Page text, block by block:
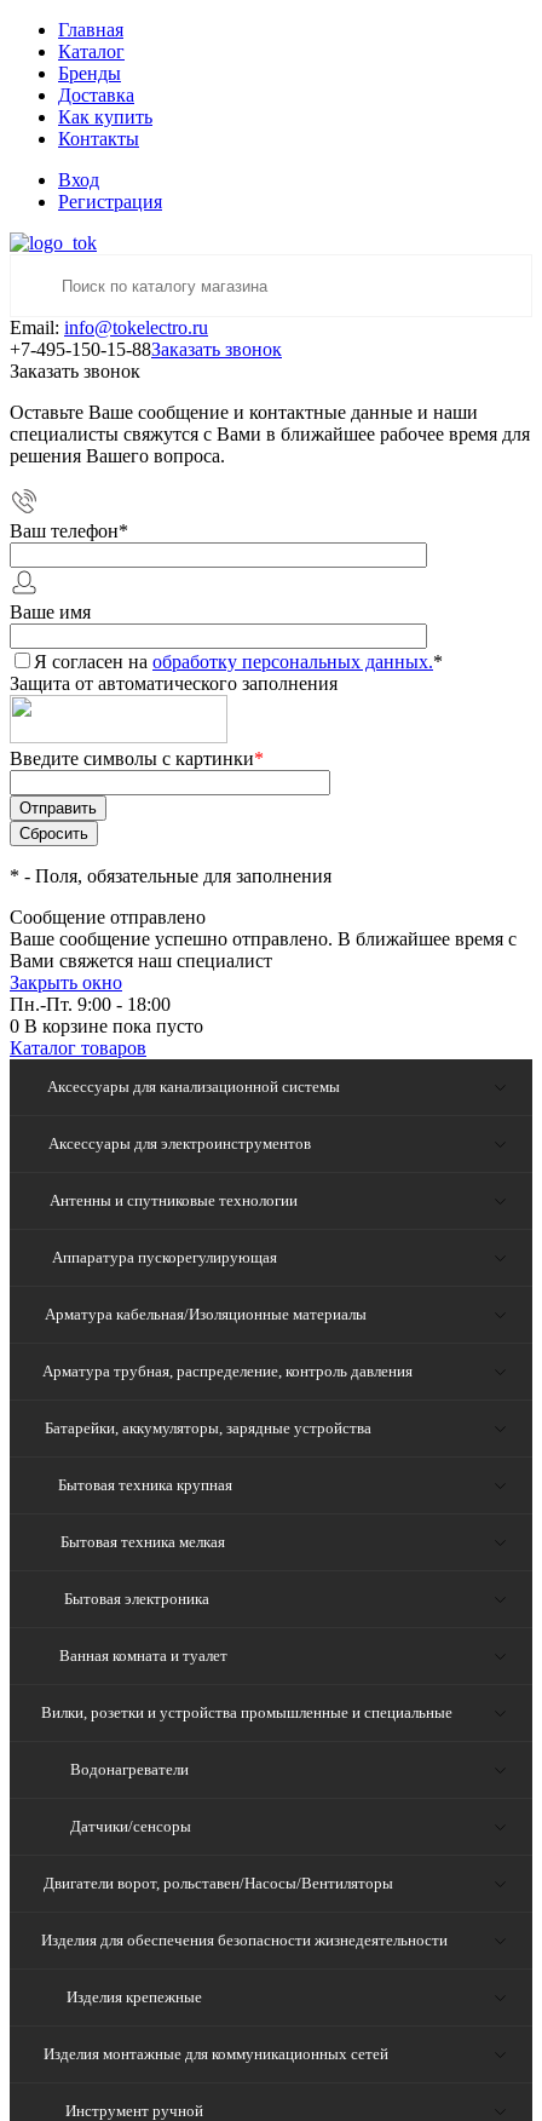
Главная
Каталог
Бренды
Доставка
Как купить
Контакты
Вход
Регистрация
Email: info@tokelectro.ru
+7-495-150-15-88Заказать звонок
Заказать звонок
Оставьте Ваше сообщение и контактные данные и наши
специалисты свяжутся с Вами в ближайшее рабочее время для
решения Вашего вопроса.
Ваш телефон*
Ваше имя
Я согласен на обработку персональных данных.*
Защита от автоматического заполнения
Введите символы с картинки*
* - Поля, обязательные для заполнения
Сообщение отправлено
Ваше сообщение успешно отправлено. В ближайшее время с
Вами свяжется наш специалист
Закрыть окно
Пн.-Пт. 9:00 - 18:00
0 В корзине пока пусто
Каталог товаров
Аксессуары для канализационной системы
Аксессуары для электроинструментов
Антенны и спутниковые технологии
Аппаратура пускорегулирующая
Арматура кабельная/Изоляционные материалы
Арматура трубная, распределение, контроль давления
Батарейки, аккумуляторы, зарядные устройства
Бытовая техника крупная
Бытовая техника мелкая
Бытовая электроника
Ванная комната и туалет
Вилки, розетки и устройства промышленные и специальные
Водонагреватели
Датчики/сенсоры
Двигатели ворот, рольставен/Насосы/Вентиляторы
Изделия для обеспечения безопасности жизнедеятельности
Изделия крепежные
Изделия монтажные для коммуникационных сетей
Инструмент ручной